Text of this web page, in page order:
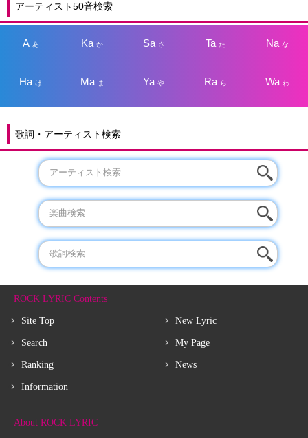
アーティスト50音検索
A あ Kaか Sa さ Taた Na な
Haは Ma ま Yaや Ra ら Wa わ
歌詞・アーティスト検索
ROCK LYRIC Contents
Site Top
Search
Ranking
Information
New Lyric
My Page
News
About ROCK LYRIC